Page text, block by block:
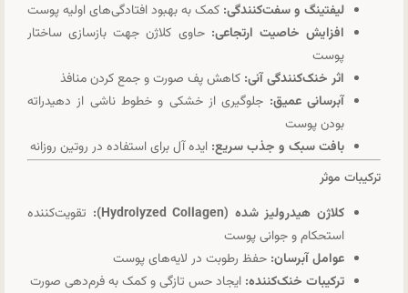
لیفتینگ و سفت‌کنندگی: کمک به بهبود افتادگی‌های اولیه پوست
افزایش خاصیت ارتجاعی: حاوی کلاژن جهت بازسازی ساختار
پوست
اثر خنک‌کنندگی آنی: کاهش پف صورت و جمع کردن منافذ
آبرسانی عمیق: جلوگیری از خشکی و خطوط ناشی از دهیدراته
بودن پوست
بافت سبک و جذب سریع: ایده آل برای استفاده در روتین روزانه
ترکیبات موثر
کلاژن هیدرولیز شده (Hydrolyzed Collagen):
تقویت‌کننده
استحکام و جوانی پوست
عوامل آبرسان: حفظ رطوبت در لایه‌های پوست
ترکیبات خنک‌کننده: ایجاد حس تازگی و کمک به فرم‌دهی صورت